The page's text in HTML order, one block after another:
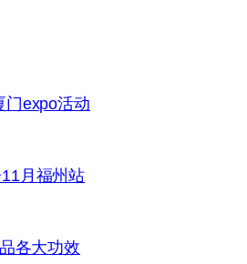
门expo活动
月福州站
各大功效